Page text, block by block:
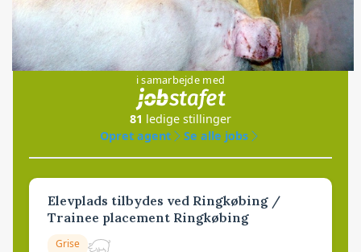
Jobs
i samarbejde med
81 ledige stillinger
Opret agent
Se alle jobs
Elevplads tilbydes ved Ringkøbing /
Trainee placement Ringkøbing
Grise